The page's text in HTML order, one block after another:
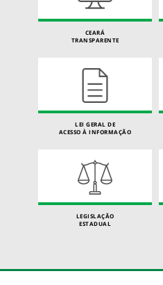
CEARÁ
TRANSPARENTE
LEI GERAL DE
ACESSO À INFORMAÇÃO
LEGISLAÇÃO
ESTADUAL